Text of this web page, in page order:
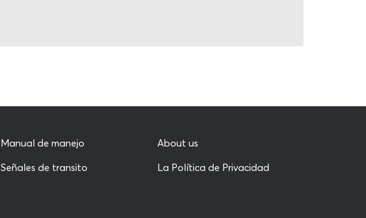
Manual de manejo
Señales de transito
About us
La Política de Privacidad